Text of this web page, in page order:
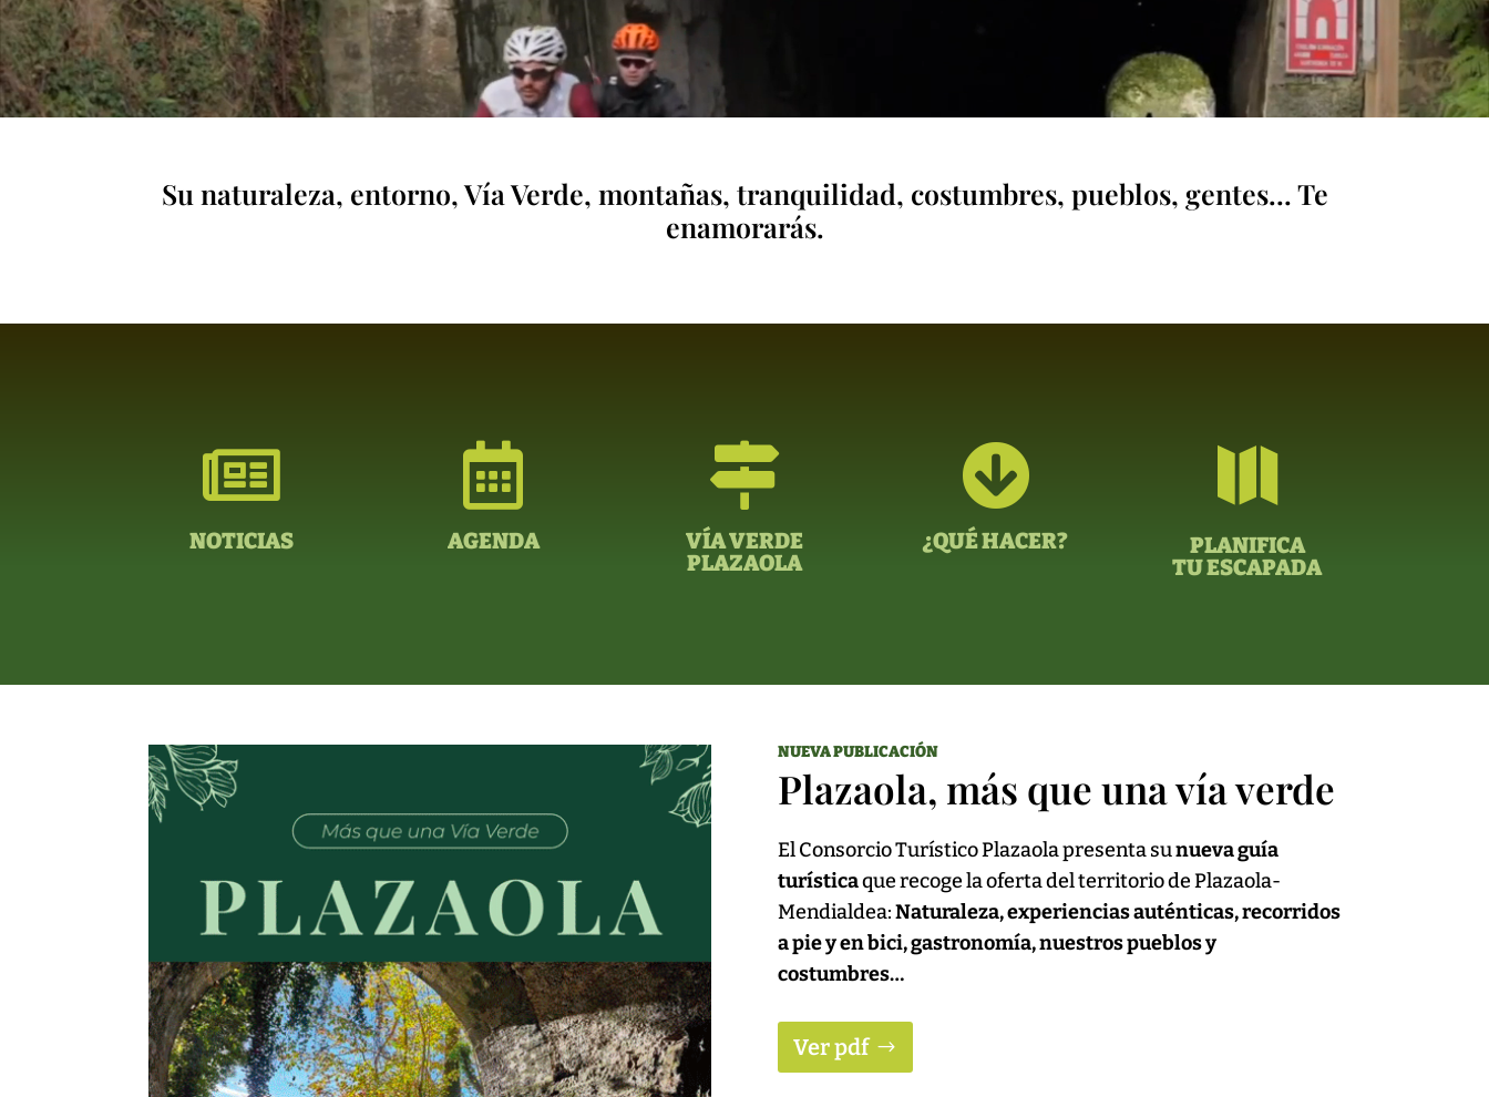
Su naturaleza, entorno, Vía Verde, montañas, tranquilidad, costumbres, pueblos, gentes… Te
enamorarás.

NOTICIAS

AGENDA

VÍA VERDE
PLAZAOLA

¿QUÉ HACER?

PLANIFICA
TU ESCAPADA
NUEVA PUBLICACIÓN
Plazaola, más que una vía verde
El Consorcio Turístico Plazaola presenta sunueva guía
turísticaque recoge la oferta del territorio de Plazaola-
Mendialdea:Naturaleza, experiencias auténticas, recorridos
a pie y en bici, gastronomía, nuestros pueblos y
costumbres…
Ver pdf